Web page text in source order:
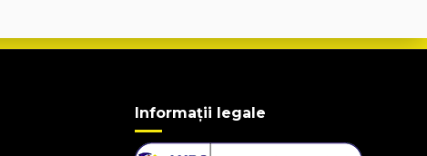
Informații legale